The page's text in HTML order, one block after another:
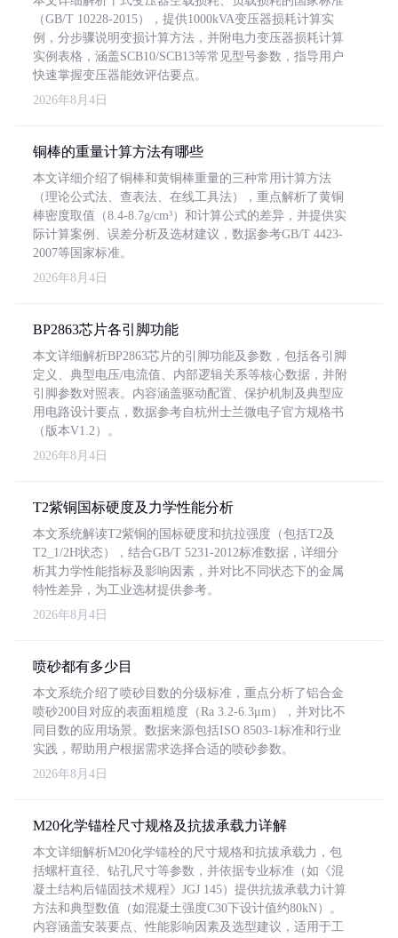
（GB/T 10228-2015），提供1000kVA变压器损耗计算实
例，分步骤说明变损计算方法，并附电力变压器损耗计算
实例表格，涵盖SCB10/SCB13等常见型号参数，指导用户
快速掌握变压器能效评估要点。
2026年8月4日
铜棒的重量计算方法有哪些
本文详细介绍了铜棒和黄铜棒重量的三种常用计算方法
（理论公式法、查表法、在线工具法），重点解析了黄铜
棒密度取值（8.4-8.7g/cm³）和计算公式的差异，并提供实
际计算案例、误差分析及选材建议，数据参考GB/T 4423-
2007等国家标准。
2026年8月4日
BP2863芯片各引脚功能
本文详细解析BP2863芯片的引脚功能及参数，包括各引脚
定义、典型电压/电流值、内部逻辑关系等核心数据，并附
引脚参数对照表。内容涵盖驱动配置、保护机制及典型应
用电路设计要点，数据参考自杭州士兰微电子官方规格书
（版本V1.2）。
2026年8月4日
T2紫铜国标硬度及力学性能分析
本文系统解读T2紫铜的国标硬度和抗拉强度（包括T2及
T2_1/2H状态），结合GB/T 5231-2012标准数据，详细分
析其力学性能指标及影响因素，并对比不同状态下的金属
特性差异，为工业选材提供参考。
2026年8月4日
喷砂都有多少目
本文系统介绍了喷砂目数的分级标准，重点分析了铝合金
喷砂200目对应的表面粗糙度（Ra 3.2-6.3μm），并对比不
同目数的应用场景。数据来源包括ISO 8503-1标准和行业
实践，帮助用户根据需求选择合适的喷砂参数。
2026年8月4日
M20化学锚栓尺寸规格及抗拔承载力详解
本文详细解析M20化学锚栓的尺寸规格和抗拔承载力，包
括螺杆直径、钻孔尺寸等参数，并依据专业标准（如《混
凝土结构后锚固技术规程》JGJ 145）提供抗拔承载力计算
方法和典型数值（如混凝土强度C30下设计值约80kN）。
内容涵盖安装要点、性能影响因素及选型建议，适用于工